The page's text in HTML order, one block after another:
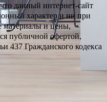
данный интернет-сайт
характер и ни при
материалы и цены,
публичной офертой,
437 Гражданского кодекса